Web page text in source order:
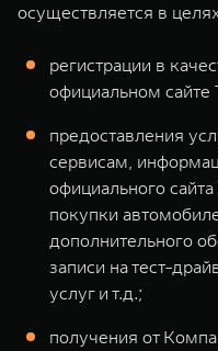
осуществляется в
регистрации в
официальном сайте
предоставления
сервисам,
официального
покупки
дополнительного
записи на тест-
услуг и т.д.;
получения от